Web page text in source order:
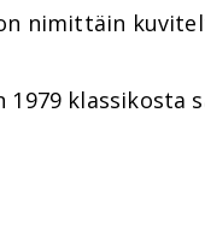
nimittäin
1979 klassikosta